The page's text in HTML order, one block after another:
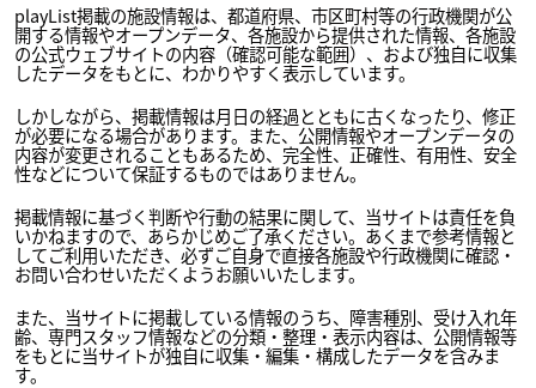
playList掲載の施設情報は、都道府県、市区町村等の行政機関が公
開する情報やオープンデータ、各施設から提供された情報、各施設
の公式ウェブサイトの内容（確認可能な範囲）、および独自に収集
したデータをもとに、わかりやすく表示しています。
しかしながら、掲載情報は月日の経過とともに古くなったり、修正
が必要になる場合があります。また、公開情報やオープンデータの
内容が変更されることもあるため、完全性、正確性、有用性、安全
性などについて保証するものではありません。
掲載情報に基づく判断や行動の結果に関して、当サイトは責任を負
いかねますので、あらかじめご了承ください。あくまで参考情報と
してご利用いただき、必ずご自身で直接各施設や行政機関に確認・
お問い合わせいただくようお願いいたします。
また、当サイトに掲載している情報のうち、障害種別、受け入れ年
齢、専門スタッフ情報などの分類・整理・表示内容は、公開情報等
をもとに当サイトが独自に収集・編集・構成したデータを含みま
す。